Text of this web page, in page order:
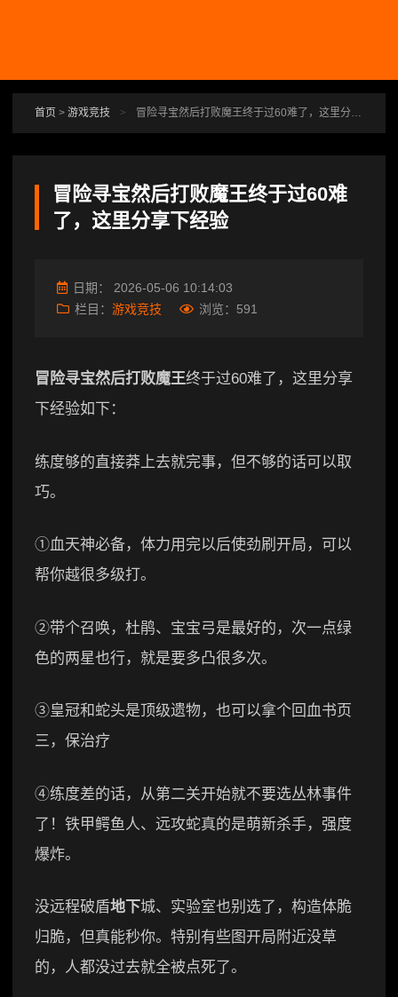
首页 > 游戏竞技 > 冒险寻宝然后打败魔王终于过60难了，这里分享下经验
冒险寻宝然后打败魔王终于过60难
了，这里分享下经验
日期： 2026-05-06 10:14:03
栏目： 游戏竞技 浏览： 591
冒险寻宝然后打败魔王终于过60难了，这里分享
下经验如下：
练度够的直接莽上去就完事，但不够的话可以取
巧。
①血天神必备，体力用完以后使劲刷开局，可以
帮你越很多级打。
②带个召唤，杜鹃、宝宝弓是最好的，次一点绿
色的两星也行，就是要多凸很多次。
③皇冠和蛇头是顶级遗物，也可以拿个回血书页
三，保治疗
④练度差的话，从第二关开始就不要选丛林事件
了！铁甲鳄鱼人、远攻蛇真的是萌新杀手，强度
爆炸。
没远程破盾地下城、实验室也别选了，构造体脆
归脆，但真能秒你。特别有些图开局附近没草
的，人都没过去就全被点死了。